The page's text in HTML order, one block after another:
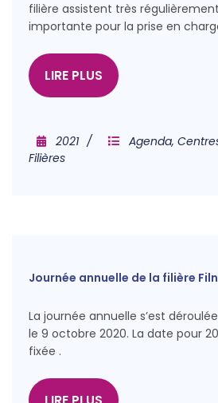
filière assistent très
importante pour la prise en
LIRE PLUS
2021 Agenda,
Filières
Journée annuelle de la filière
La journée annuelle s’est
le 9 octobre 2020. La date pour
fixée .